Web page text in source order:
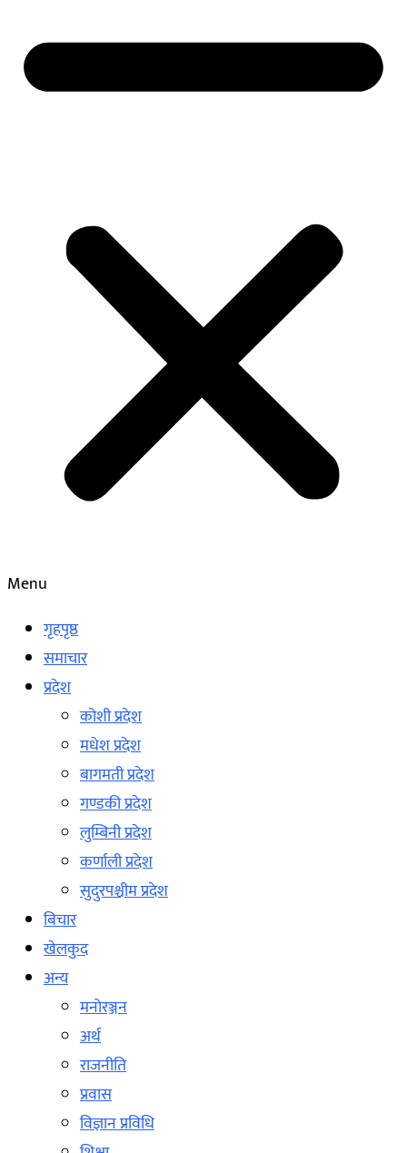
Menu
गृहपृष्ठ
समाचार
प्रदेश
कोशी प्रदेश
मधेश प्रदेश
बागमती प्रदेश
गण्डकी प्रदेश
लुम्बिनी प्रदेश
कर्णाली प्रदेश
सुदुरपश्चीम प्रदेश
बिचार
खेलकुद
अन्य
मनोरञ्जन
अर्थ
राजनीति
प्रवास
विज्ञान प्रविधि